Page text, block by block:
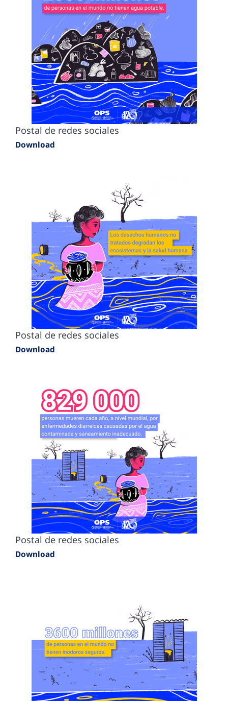
Postal de redes sociales
Download
Postal de redes sociales
Download
Postal de redes sociales
Download